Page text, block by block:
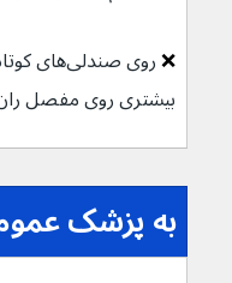
❌
بیشتری روی مفصل
به پزشک